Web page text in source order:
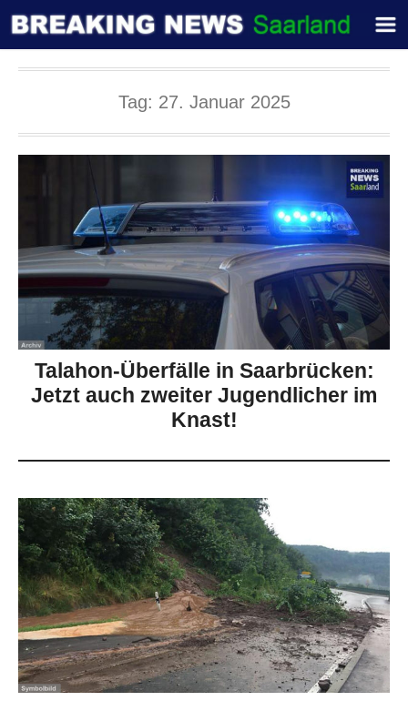
Tag: 27. Januar 2025
Talahon-Überfälle in Saarbrücken:
Jetzt auch zweiter Jugendlicher im
Knast!